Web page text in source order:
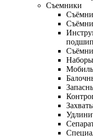
Съемники